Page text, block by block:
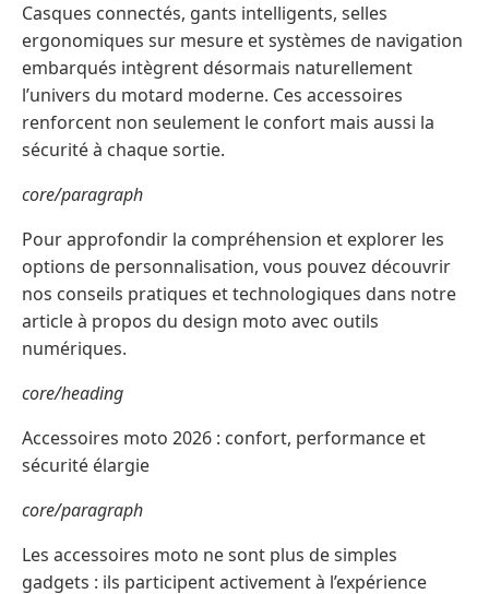
Casques connectés, gants intelligents, selles
ergonomiques sur mesure et systèmes de navigation
embarqués intègrent désormais naturellement
l’univers du motard moderne. Ces accessoires
renforcent non seulement le confort mais aussi la
sécurité à chaque sortie.
core/paragraph
Pour approfondir la compréhension et explorer les
options de personnalisation, vous pouvez découvrir
nos conseils pratiques et technologiques dans notre
article à propos du design moto avec outils
numériques.
core/heading
Accessoires moto 2026 : confort, performance et
sécurité élargie
core/paragraph
Les accessoires moto ne sont plus de simples
gadgets : ils participent activement à l’expérience